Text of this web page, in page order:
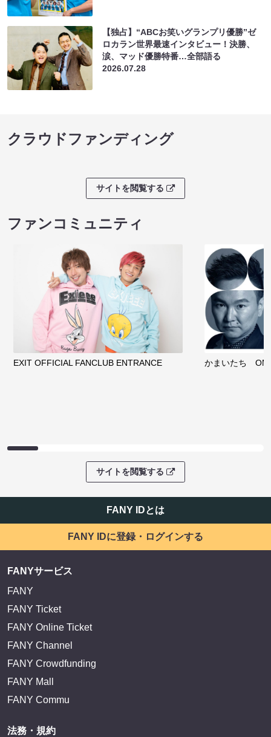
【独占】“ABCお笑いグランプリ優勝”ゼ
ロカラン世界最速インタビュー！決勝、
涙、マッド優勝特番…全部語る
2026.07.28
クラウドファンディング
サイトを閲覧する
ファンコミュニティ
EXIT OFFICIAL FANCLUB ENTRANCE かまいたち
サイトを閲覧する
FANY IDとは
FANY IDに登録・ログインする
FANYサービス
FANY
FANY Ticket
FANY Online Ticket
FANY Channel
FANY Crowdfunding
FANY Mall
FANY Commu
法務・規約